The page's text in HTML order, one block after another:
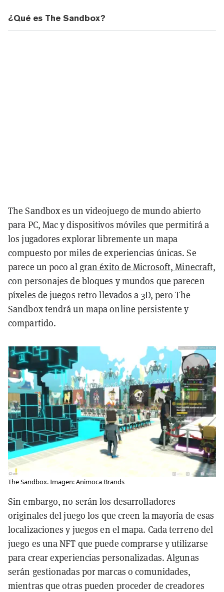
¿Qué es The Sandbox?
The Sandbox es un videojuego de mundo abierto
para PC, Mac y dispositivos móviles que permitirá a
los jugadores explorar libremente un mapa
compuesto por miles de experiencias únicas. Se
parece un poco al gran éxito de Microsoft, Minecraft,
con personajes de bloques y mundos que parecen
píxeles de juegos retro llevados a 3D, pero The
Sandbox tendrá un mapa online persistente y
compartido.
The Sandbox. Imagen: Animoca Brands
Sin embargo, no serán los desarrolladores
originales del juego los que creen la mayoría de esas
localizaciones y juegos en el mapa. Cada terreno del
juego es una NFT que puede comprarse y utilizarse
para crear experiencias personalizadas. Algunas
serán gestionadas por marcas o comunidades,
mientras que otras pueden proceder de creadores